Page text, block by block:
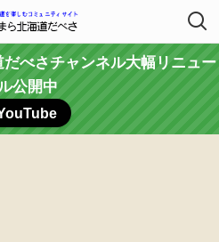
べさチャンネル大幅リニュー
公開中